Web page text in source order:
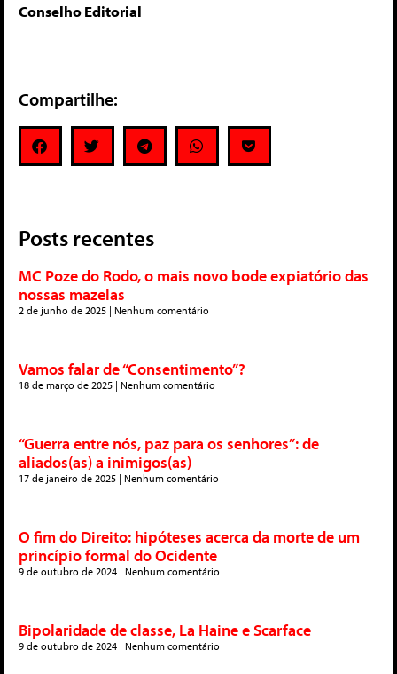
Conselho Editorial
Compartilhe:
Posts recentes
MC Poze do Rodo, o mais novo bode expiatório das
nossas mazelas
2 de junho de 2025 Nenhum comentário
Vamos falar de “Consentimento”?
18 de março de 2025 Nenhum comentário
“Guerra entre nós, paz para os senhores”: de
aliados(as) a inimigos(as)
17 de janeiro de 2025 Nenhum comentário
O fim do Direito: hipóteses acerca da morte de um
princípio formal do Ocidente
9 de outubro de 2024 Nenhum comentário
Bipolaridade de classe, La Haine e Scarface
9 de outubro de 2024 Nenhum comentário